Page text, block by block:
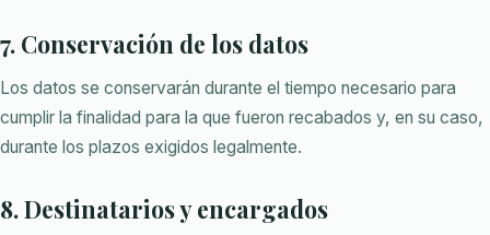
7. Conservación de los datos
Los datos se conservarán durante el tiempo necesario para
cumplir la finalidad para la que fueron recabados y, en su caso,
durante los plazos exigidos legalmente.
8. Destinatarios y encargados